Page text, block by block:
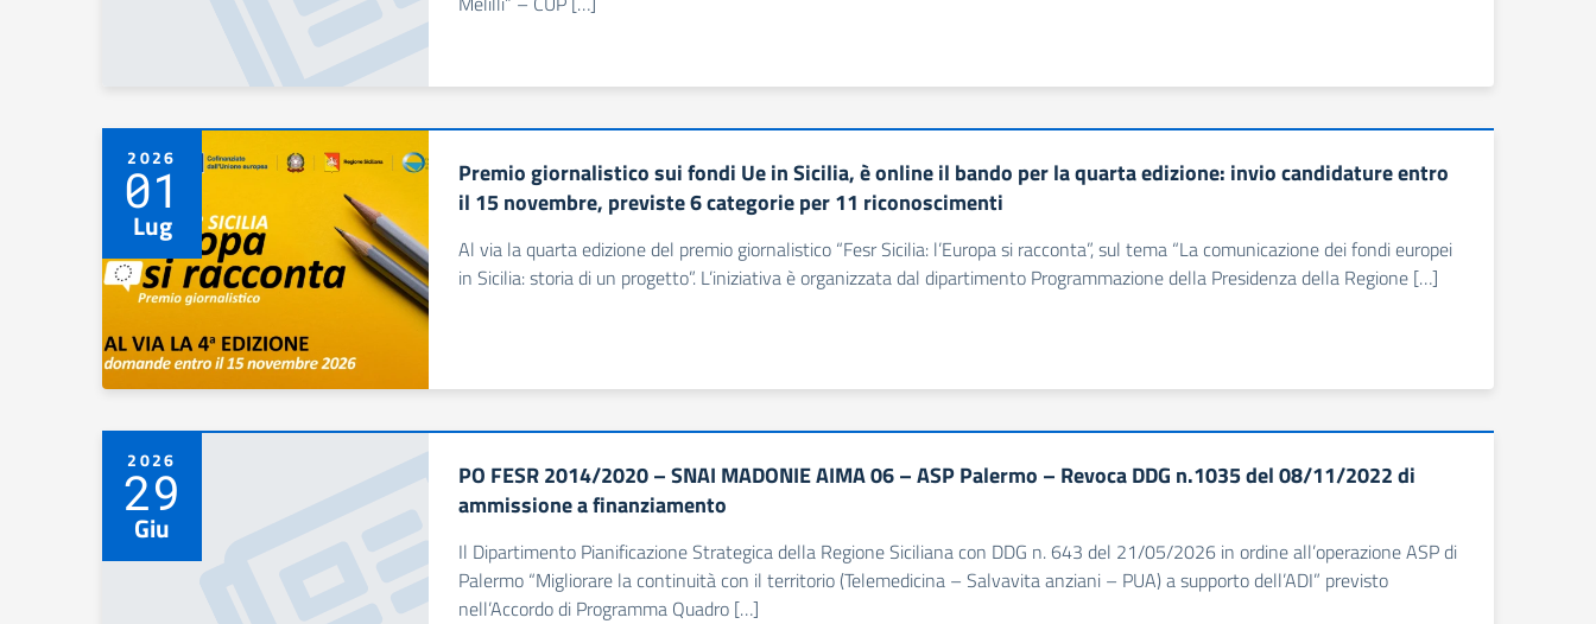
2026
01
Lug
Premio giornalistico sui fondi Ue in Sicilia, è online il bando per la quarta edizione: invio candidature entro
il 15 novembre, previste 6 categorie per 11 riconoscimenti
Al via la quarta edizione del premio giornalistico “Fesr Sicilia: l’Europa si racconta”, sul tema “La comunicazione dei fondi europei
in Sicilia: storia di un progetto”. L’iniziativa è organizzata dal dipartimento Programmazione della Presidenza della Regione […]
2026
29
Giu
PO FESR 2014/2020 – SNAI MADONIE AIMA 06 – ASP Palermo – Revoca DDG n.1035 del 08/11/2022 di
ammissione a finanziamento
Il Dipartimento Pianificazione Strategica della Regione Siciliana con DDG n. 643 del 21/05/2026 in ordine all’operazione ASP di
Palermo “Migliorare la continuità con il territorio (Telemedicina – Salvavita anziani – PUA) a supporto dell’ADI” previsto
nell’Accordo di Programma Quadro […]